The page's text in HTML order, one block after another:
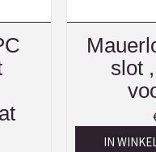
slot
IN